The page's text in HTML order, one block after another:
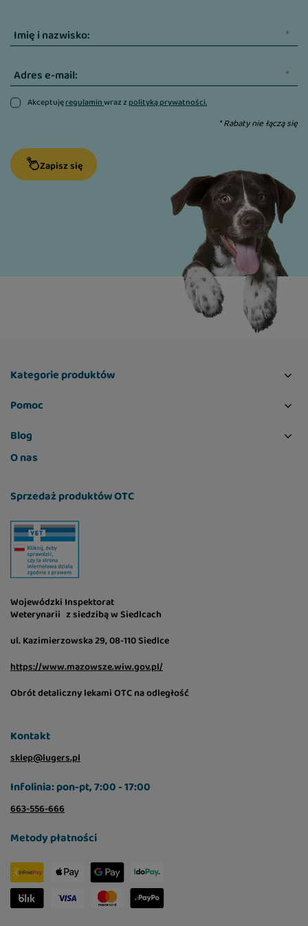
Imię i nazwisko:
Adres e-mail:
Akceptujęregulaminwraz zpolityką prywatności.
* Rabaty nie łączą się
Zapisz się
Kategorie produktów
Pomoc
Blog
O nas
Sprzedaż produktów OTC
Wojewódzki Inspektorat
Weterynarii z siedzibą w Siedlcach
ul. Kazimierzowska 29, 08-110 Siedlce
https://www.mazowsze.wiw.gov.pl/
Obrót detaliczny lekami OTC na odległość
Kontakt
sklep@lugers.pl
Infolinia: pon-pt, 7:00 - 17:00
663-556-666
Metody płatności